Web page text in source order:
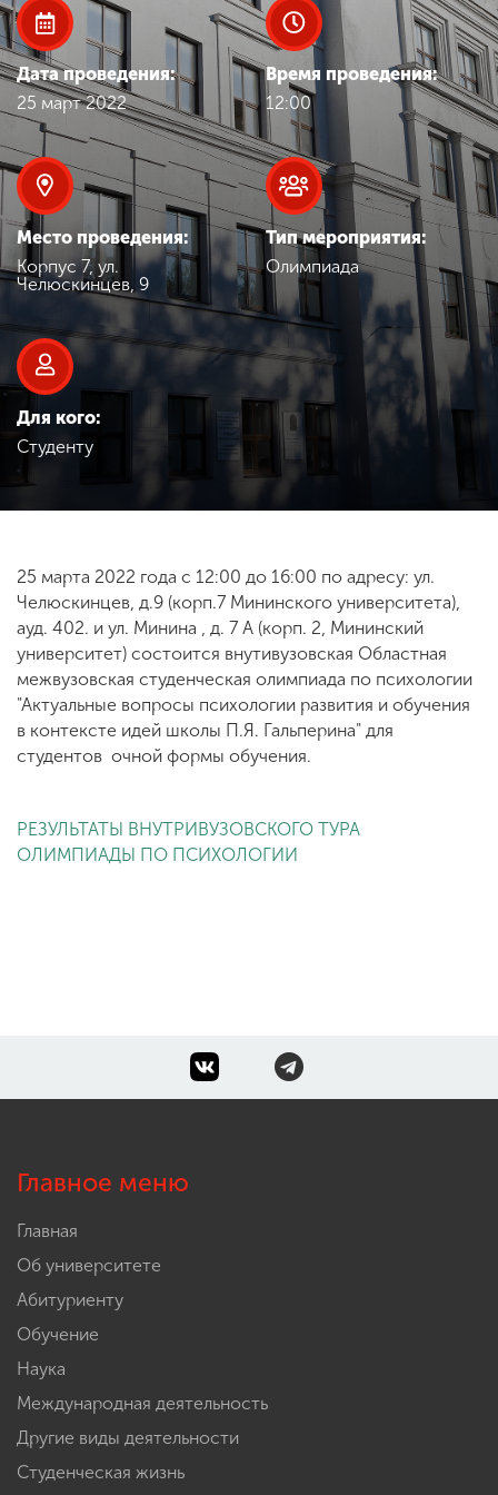
Наука
Международная
деятельность
Другие виды
деятельности
Студенческая жизнь
Сведения об
образовательной
организации
SPN CHI
Приемная
комиссия
+7 (831) 262-26-20
Дата проведения:
25 март 2022
Время проведения:
12:00
Место проведения:
Корпус 7, ул.
Челюскинцев, 9
Тип мероприятия:
Олимпиада
Для кого:
Студенту
25 марта 2022 года с 12:00 до 16:00 по адресу: ул.
Челюскинцев, д.9 (корп.7 Мининского университета),
ауд. 402. и ул. Минина , д. 7 А (корп. 2, Мининский
университет) состоится внутивузовская Областная
межвузовская студенческая олимпиада по психологии
"Актуальные вопросы психологии развития и обучения
в контексте идей школы П.Я. Гальперина" для
студентов очной формы обучения.
РЕЗУЛЬТАТЫ ВНУТРИВУЗОВСКОГО ТУРА
ОЛИМПИАДЫ ПО ПСИХОЛОГИИ
Главное меню
Главная
Об университете
Абитуриенту
Обучение
Наука
Международная деятельность
Другие виды деятельности
Студенческая жизнь